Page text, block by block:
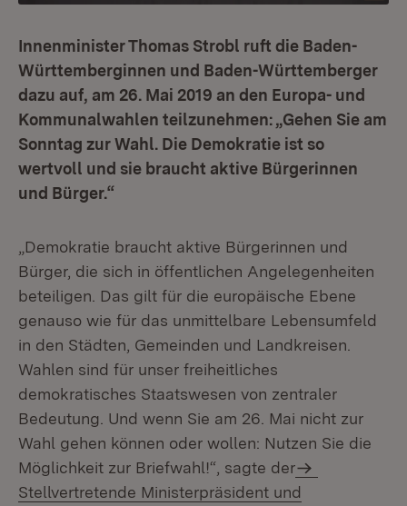
Innenminister Thomas Strobl ruft die Baden-
Württemberginnen und Baden-Württemberger
dazu auf, am 26. Mai 2019 an den Europa- und
Kommunalwahlen teilzunehmen: „Gehen Sie am
Sonntag zur Wahl. Die Demokratie ist so
wertvoll und sie braucht aktive Bürgerinnen
und Bürger.“
„Demokratie braucht aktive Bürgerinnen und
Bürger, die sich in öffentlichen Angelegenheiten
beteiligen. Das gilt für die europäische Ebene
genauso wie für das unmittelbare Lebensumfeld
in den Städten, Gemeinden und Landkreisen.
Wahlen sind für unser freiheitliches
demokratisches Staatswesen von zentraler
Bedeutung. Und wenn Sie am 26. Mai nicht zur
Wahl gehen können oder wollen: Nutzen Sie die
Möglichkeit zur Briefwahl!“, sagte der
Stellvertretende Ministerpräsident und